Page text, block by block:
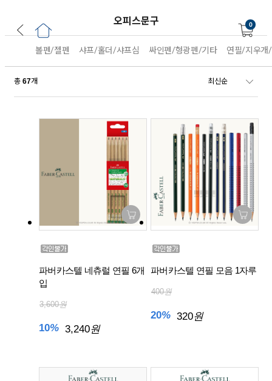
오피스문구 0
볼펜/젤펜 샤프/홀더/샤프심 싸인펜/형광펜/기타 연필/지우개
총 67개
파버카스텔 네츄럴 연필 6개
입
3,600원
10% 3,240원
파버카스텔 연필 모음 1자루
400원
20% 320원